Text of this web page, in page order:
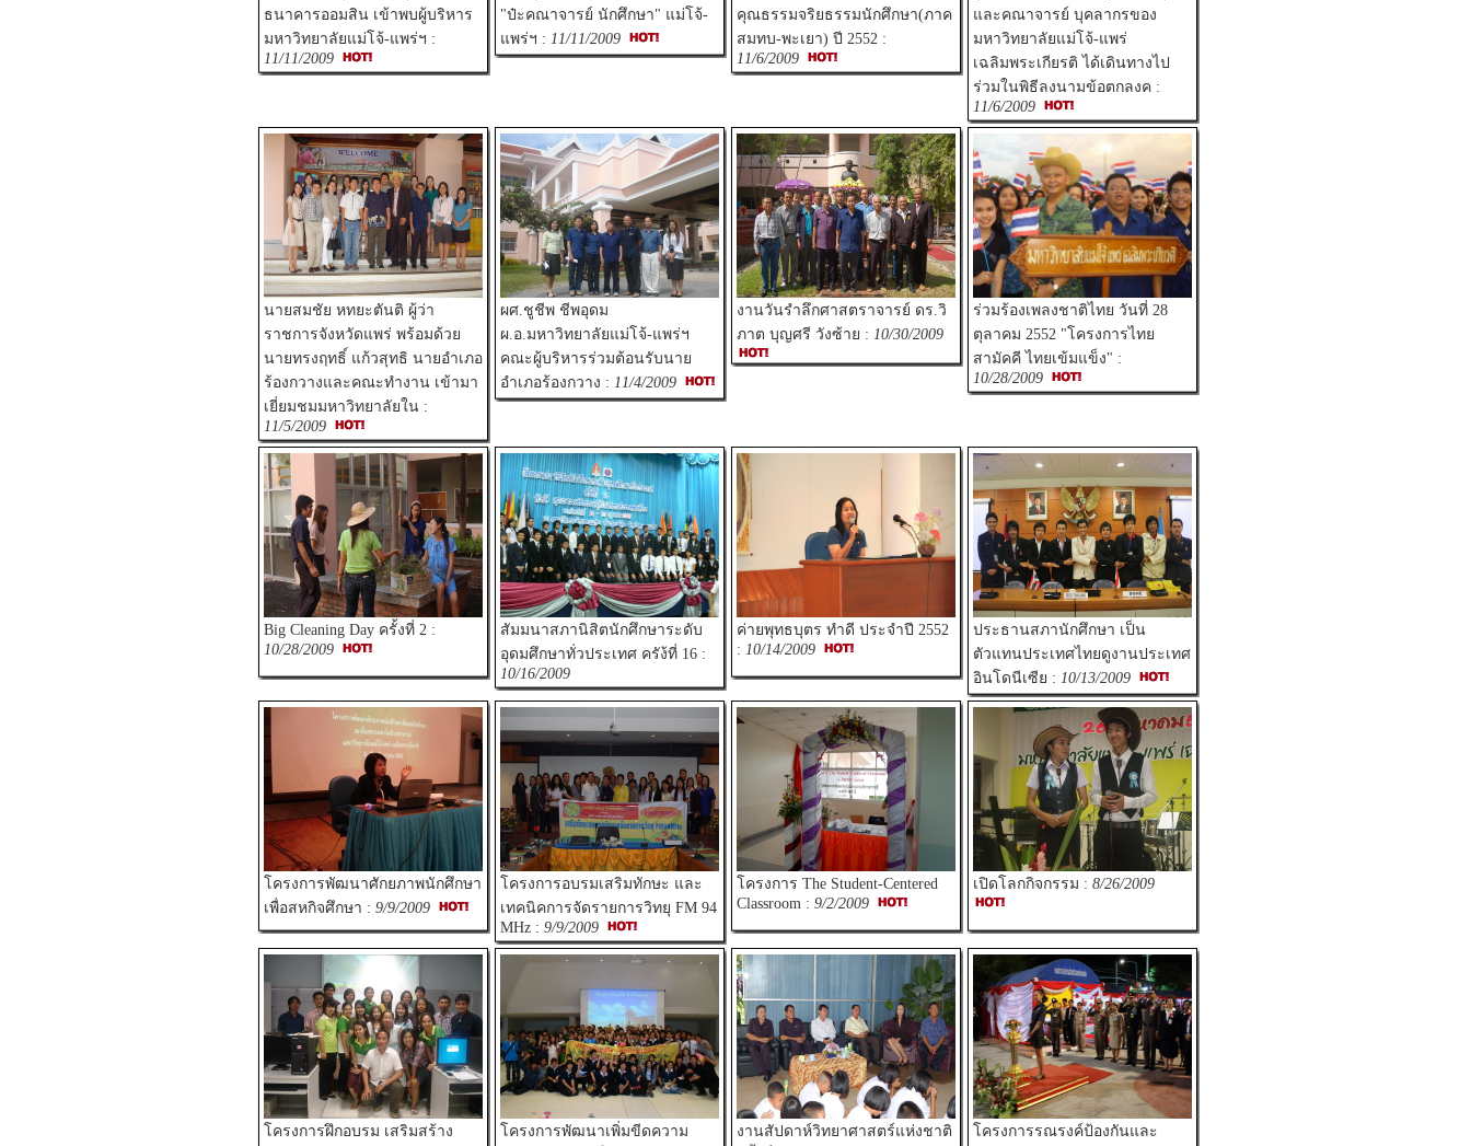
ธนาคารออมสิน เข้าพบผู้บริหาร
มหาวิทยาลัยแม่โจ้-แพร่ฯ :
11/11/2009
"ป๋ะคณาจารย์ นักศึกษา" แม่โจ้-
แพร่ฯ : 11/11/2009
คุณธรรมจริยธรรมนักศึกษา(ภาค
สมทบ-พะเยา) ปี 2552 :
11/6/2009
และคณาจารย์ บุคลากรของ
มหาวิทยาลัยแม่โจ้-แพร่
เฉลิมพระเกียรติ ได้เดินทางไป
ร่วมในพิธีลงนามข้อตกลงค :
11/6/2009
นายสมชัย หทยะตันติ ผู้ว่า
ราชการจังหวัดแพร่ พร้อมด้วย
นายทรงฤทธิ์ แก้วสุทธิ นายอำเภอ
ร้องกวางและคณะทำงาน เข้ามา
เยี่ยมชมมหาวิทยาลัยใน :
11/5/2009
ผศ.ชูชีพ ชีพอุดม
ผ.อ.มหาวิทยาลัยแม่โจ้-แพร่ฯ
คณะผู้บริหารร่วมต้อนรับนาย
อำเภอร้องกวาง : 11/4/2009
งานวันรำลึกศาสตราจารย์ ดร.วิ
ภาต บุญศรี วังซ้าย : 10/30/2009
ร่วมร้องเพลงชาติไทย วันที่ 28
ตุลาคม 2552 "โครงการไทย
สามัคคี ไทยเข้มแข็ง" :
10/28/2009
Big Cleaning Day ครั้งที่ 2 :
10/28/2009
สัมมนาสภานิสิตนักศึกษาระดับ
อุดมศึกษาทั่วประเทศ ครัง้ที่ 16 :
10/16/2009
ค่ายพุทธบุตร ทำดี ประจำปี 2552
: 10/14/2009
ประธานสภานักศึกษา เป็น
ตัวแทนประเทศไทยดูงานประเทศ
อินโดนีเซีย : 10/13/2009
โครงการพัฒนาศักยภาพนักศึกษา
เพื่อสหกิจศึกษา : 9/9/2009
โครงการอบรมเสริมทักษะ และ
เทคนิคการจัดรายการวิทยุ FM 94
MHz : 9/9/2009
โครงการ The Student-Centered
Classroom : 9/2/2009
เปิดโลกกิจกรรม : 8/26/2009
โครงการฝึกอบรม เสริมสร้าง โครงการพัฒนาเพิ่มขีดความ งานสัปดาห์วิทยาศาสตร์แห่งชาติ โครงการรณรงค์ป้องกันและ